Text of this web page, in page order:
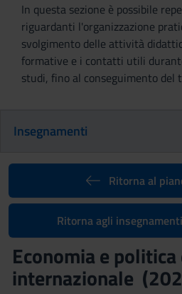
In questa sezione è possibile
riguardanti l'organizzazione
svolgimento delle attività
formative e i contatti utili
studi, fino al conseguimento del
Insegnamenti
Ritorna al
Ritorna agli
Economia e
internazionale